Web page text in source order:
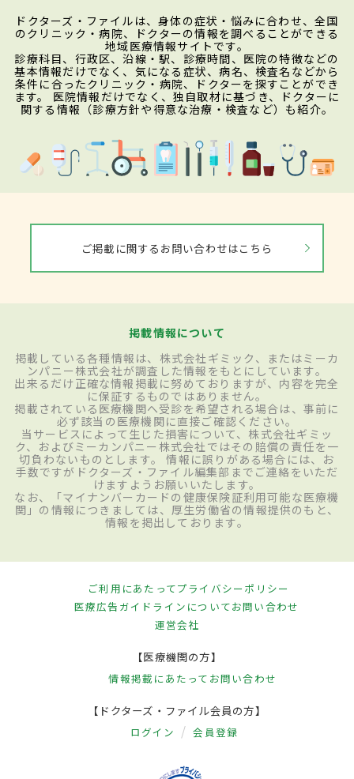
ドクターズ・ファイルは、身体の症状・悩みに合わせ、全国
のクリニック・病院、ドクターの情報を調べることができる
地域医療情報サイトです。
診療科目、行政区、沿線・駅、診療時間、医院の特徴などの
基本情報だけでなく、気になる症状、病名、検査名などから
条件に合ったクリニック・病院、ドクターを探すことができ
ます。 医院情報だけでなく、独自取材に基づき、ドクターに
関する情報（診療方針や得意な治療・検査など）も紹介。
ご掲載に関するお問い合わせはこちら
掲載情報について
掲載している各種情報は、株式会社ギミック、またはミーカ
ンパニー株式会社が調査した情報をもとにしています。
出来るだけ正確な情報掲載に努めておりますが、内容を完全
に保証するものではありません。
掲載されている医療機関へ受診を希望される場合は、事前に
必ず該当の医療機関に直接ご確認ください。
当サービスによって生じた損害について、株式会社ギミッ
ク、およびミーカンパニー株式会社ではその賠償の責任を一
切負わないものとします。 情報に誤りがある場合には、お
手数ですがドクターズ・ファイル編集部までご連絡をいただ
けますようお願いいたします。
なお、「マイナンバーカードの健康保険証利用可能な医療機
関」の情報につきましては、厚生労働省の情報提供のもと、
情報を掲出しております。
ご利用にあたってプライバシーポリシー
医療広告ガイドラインについてお問い合わせ
運営会社
【医療機関の方】
情報掲載にあたって お問い合わせ
【ドクターズ・ファイル会員の方】
ログイン 会員登録